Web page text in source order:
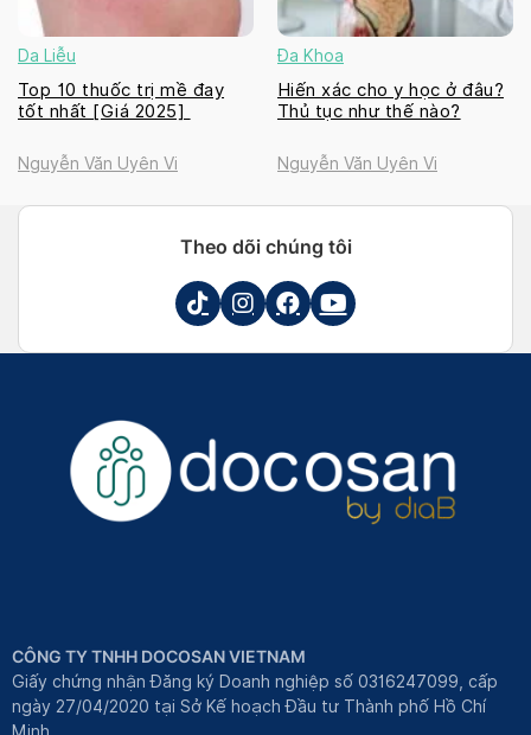
Da Liễu
Top 10 thuốc trị mề đay
tốt nhất [Giá 2025]
Nguyễn Văn Uyên Vi
Đa Khoa
Hiến xác cho y học ở đâu?
Thủ tục như thế nào?
Nguyễn Văn Uyên Vi
Theo dõi chúng tôi
CÔNG TY TNHH DOCOSAN VIETNAM
Giấy chứng nhận Đăng ký Doanh nghiệp số 0316247099, cấp
ngày 27/04/2020 tại Sở Kế hoạch Đầu tư Thành phố Hồ Chí
Minh